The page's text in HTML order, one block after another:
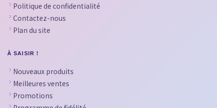
Politique de confidentialité
Contactez-nous
Plan du site
À SAISIR !
Nouveaux produits
Meilleures ventes
Promotions